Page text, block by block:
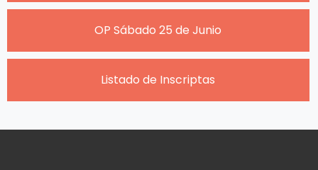
OP Sábado 25 de Junio
Listado de Inscriptas